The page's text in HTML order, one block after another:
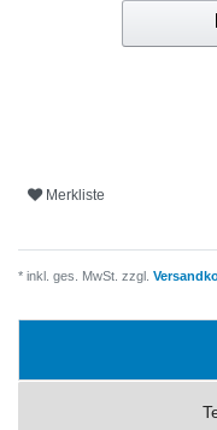
Merkliste
* inkl. ges. MwSt. zzgl.